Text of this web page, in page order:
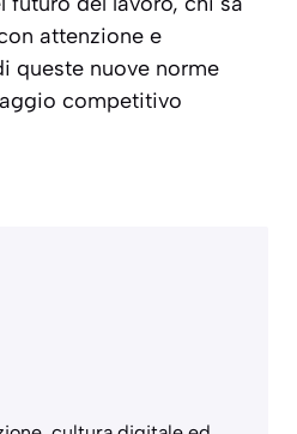
attenzione e
queste nuove norme
competitivo